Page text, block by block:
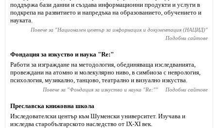
поддържа бази данни и създава информационни продукти и услуги в
подкрепа на развитието и напредъка на образованието, обучението и
науката.
Повече за "Национален център за информация и документация (НАЦИД)"
Подобни сайтове
Фондация за изкуство и наука "Re:"
Работи за изграждане на методология, обединяващa изследванията,
провеждани на атомно и молекулярно ниво, в симбиоза с неврология,
психология, музикално, танцово, театрално и визуално изкуства.
Повече за "Фондация за изкуство и наука "Re:"" Подобни сайтове
Преславска книжовна школа
Изследователски център към Шуменски университет. Изучава и
изследва старобългарското наследство от IX-XI век.